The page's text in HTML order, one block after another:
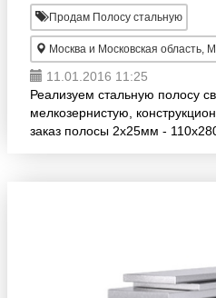
Продам Полосу стальную
Москва и Московская область,
11.01.2016 11:25
Реализуем стальную полосу
мелкозернистую,
заказ полосы 2х25мм -